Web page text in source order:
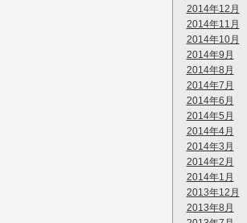
2014年12月
2014年11月
2014年10月
2014年9月
2014年8月
2014年7月
2014年6月
2014年5月
2014年4月
2014年3月
2014年2月
2014年1月
2013年12月
2013年8月